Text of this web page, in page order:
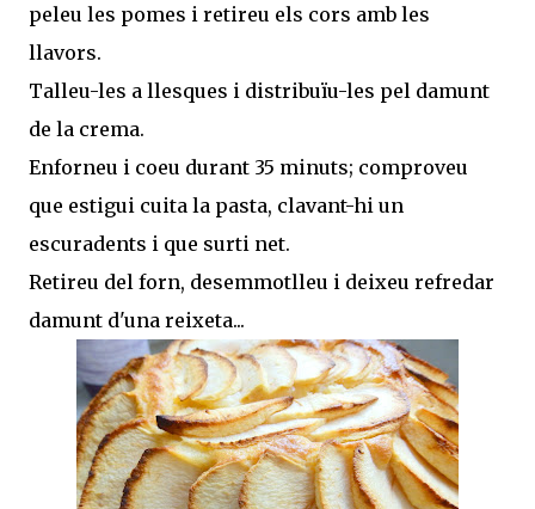
peleu les pomes i retireu els cors amb les
llavors.
Talleu-les a llesques i distribuïu-les pel damunt
de la crema.
Enforneu i coeu durant 35 minuts; comproveu
que estigui cuita la pasta, clavant-hi un
escuradents i que surti net.
Retireu del forn, desemmotlleu i deixeu refredar
damunt d'una reixeta...